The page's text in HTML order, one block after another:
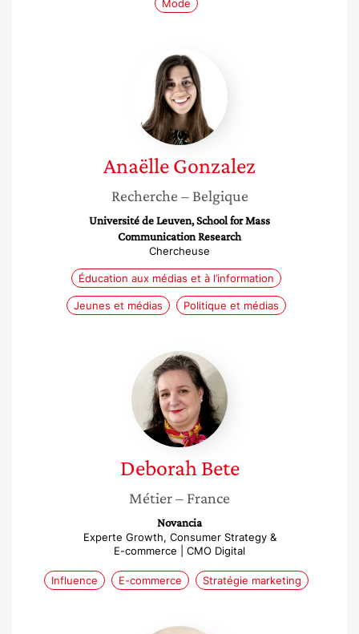
Mode
Anaëlle
Gonzalez
AnaëlleGonzalez
Recherche – Belgique
Université de Leuven, School for Mass
Communication Research
Chercheuse
Éducation aux médias et à l’information
Jeunes et médias Politique et médias
Deborah
Bete
Deborah Bete
Métier– France
Novancia
Experte Growth, Consumer Strategy &
E-commerce | CMO Digital
Influence E-commerce Stratégie marketing